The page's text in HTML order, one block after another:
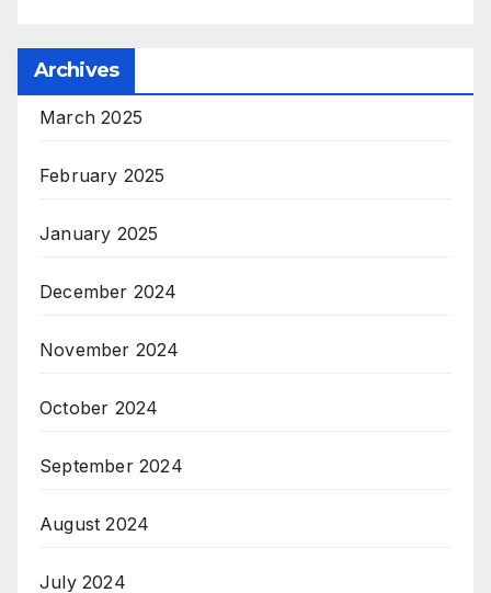
Archives
March 2025
February 2025
January 2025
December 2024
November 2024
October 2024
September 2024
August 2024
July 2024